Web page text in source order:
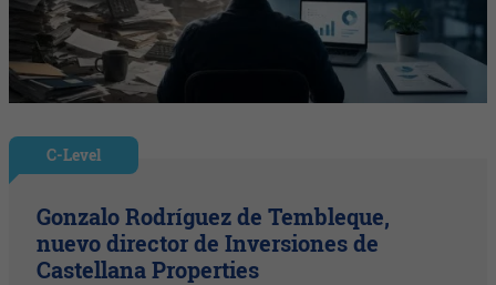
C-Level
Gonzalo Rodríguez de Tembleque,
nuevo director de Inversiones de
Castellana Properties